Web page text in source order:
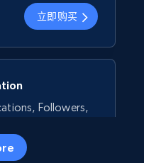
立即购买
Followers,